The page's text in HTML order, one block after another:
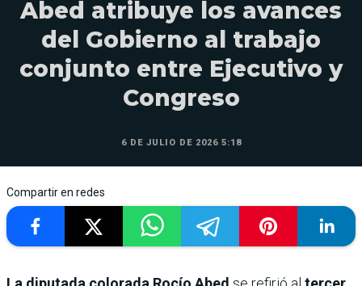
Abed atribuye los avances
del Gobierno al trabajo
conjunto entre Ejecutivo y
Congreso
6 DE JULIO DE 2026 5:18
Compartir en redes